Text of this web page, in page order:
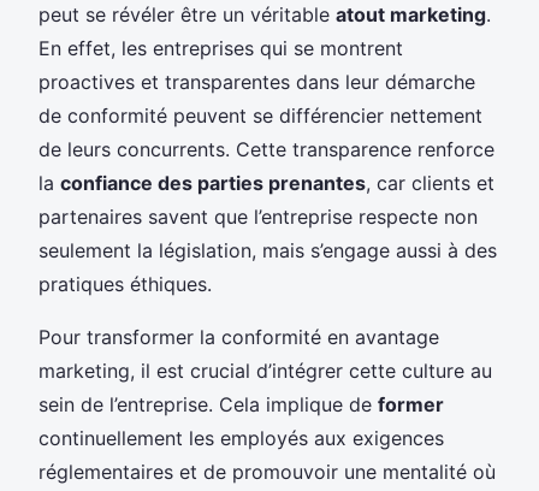
peut se révéler être un véritable atout marketing.
En effet, les entreprises qui se montrent
proactives et transparentes dans leur démarche
de conformité peuvent se différencier nettement
de leurs concurrents. Cette transparence renforce
la confiance des parties prenantes, car clients et
partenaires savent que l’entreprise respecte non
seulement la législation, mais s’engage aussi à des
pratiques éthiques.
Pour transformer la conformité en avantage
marketing, il est crucial d’intégrer cette culture au
sein de l’entreprise. Cela implique de former
continuellement les employés aux exigences
réglementaires et de promouvoir une mentalité où